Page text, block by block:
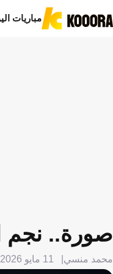
مباريات
صورة.. نجم
محمد منسي 11 مايو 2026